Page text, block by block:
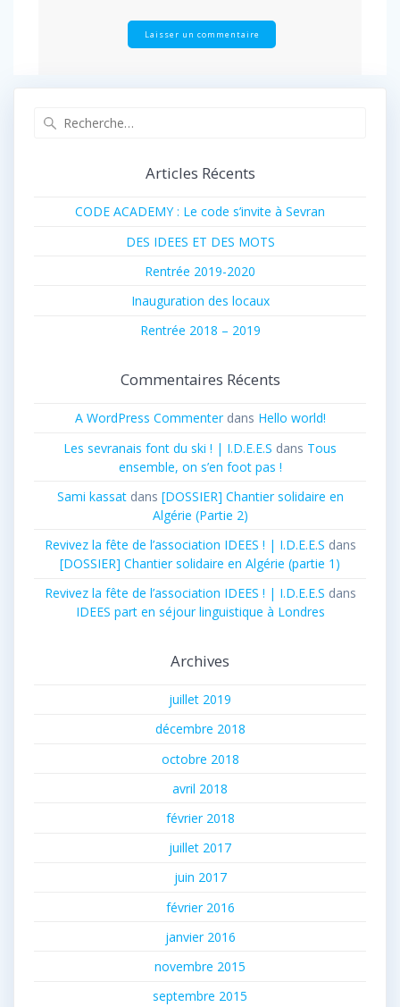
Articles Récents
CODE ACADEMY : Le code s’invite à Sevran
DES IDEES ET DES MOTS
Rentrée 2019-2020
Inauguration des locaux
Rentrée 2018 – 2019
Commentaires Récents
A WordPress Commenterdans Hello world!
Les sevranais font du ski ! | I.D.E.E.S dans Tous
ensemble, on s’en foot pas !
Sami kassatdans [DOSSIER] Chantier solidaire en
Algérie (Partie 2)
Revivez la fête de l’association IDEES ! | I.D.E.E.S dans
[DOSSIER] Chantier solidaire en Algérie (partie 1)
Revivez la fête de l’association IDEES ! | I.D.E.E.S dans
IDEES part en séjour linguistique à Londres
Archives
juillet 2019
décembre 2018
octobre 2018
avril 2018
février 2018
juillet 2017
juin 2017
février 2016
janvier 2016
novembre 2015
septembre 2015